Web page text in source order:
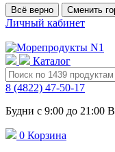
Всё верно Сменить
Личный кабинет
Каталог
8 (4822) 47-50-17
Будни с 9:00 до 21:00
0 Корзина